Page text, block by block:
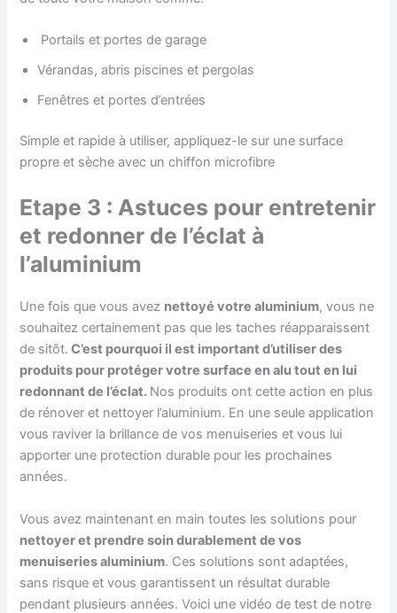
Portails et portes de garage
Vérandas, abris piscines et pergolas
Fenêtres et portes d’entrées
Simple et rapide à utiliser, appliquez-le sur une surface
propre et sèche avec un chiffon microfibre
Etape 3 : Astuces pour entretenir
et redonner de l’éclat à
l’aluminium
Une fois que vous avez nettoyé votre aluminium, vous ne
souhaitez certainement pas que les taches réapparaissent
de sitôt. C’est pourquoi il est important d’utiliser des
produits pour protéger votre surface en alu tout en lui
redonnant de l’éclat. Nos produits ont cette action en plus
de rénover et nettoyer l’aluminium. En une seule application
vous raviver la brillance de vos menuiseries et vous lui
apporter une protection durable pour les prochaines
années.
Vous avez maintenant en main toutes les solutions pour
nettoyer et prendre soin durablement de vos
menuiseries aluminium. Ces solutions sont adaptées,
sans risque et vous garantissent un résultat durable
pendant plusieurs années. Voici une vidéo de test de notre